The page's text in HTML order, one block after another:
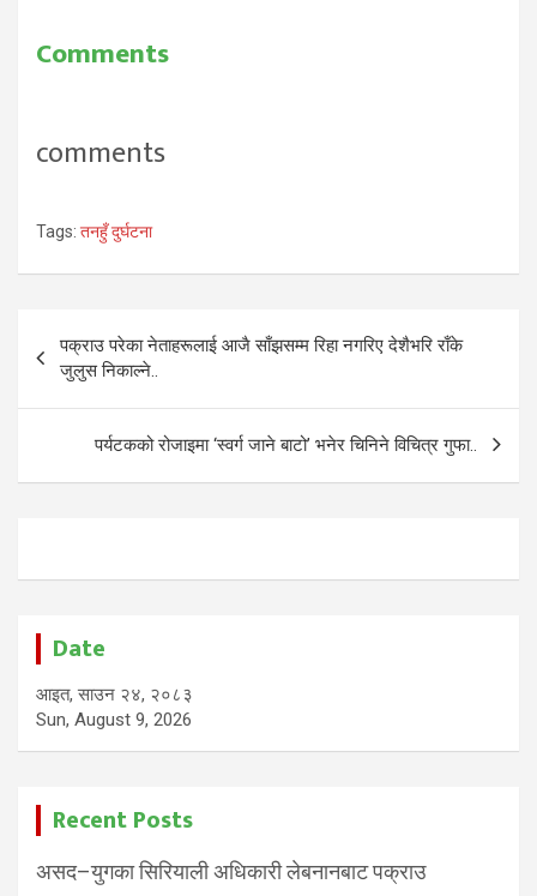
Comments
comments
Tags: तनहुँ दुर्घटना
Post
navigation
पक्राउ परेका नेताहरूलाई आजै साँझसम्म रिहा नगरिए देशैभरि राँके
जुलुस निकाल्ने..
पर्यटकको रोजाइमा ‘स्वर्ग जाने बाटो’ भनेर चिनिने विचित्र गुफा..
Date
आइत, साउन २४, २०८३
Sun, August 9, 2026
Recent Posts
असद–युगका सिरियाली अधिकारी लेबनानबाट पक्राउ